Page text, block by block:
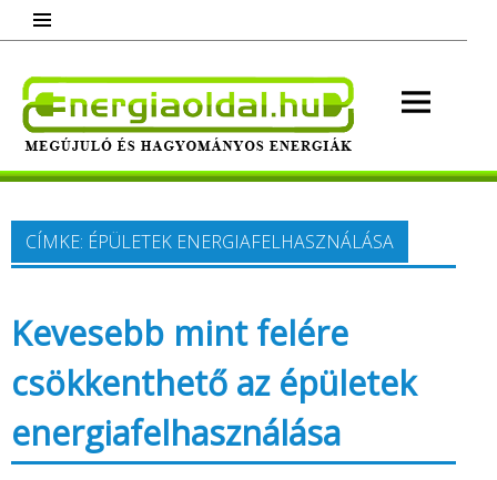
content
Megújuló és hagyományos energiák.
Minden, ami energia!
CÍMKE: ÉPÜLETEK ENERGIAFELHASZNÁLÁSA
Kevesebb mint felére
csökkenthető az épületek
energiafelhasználása